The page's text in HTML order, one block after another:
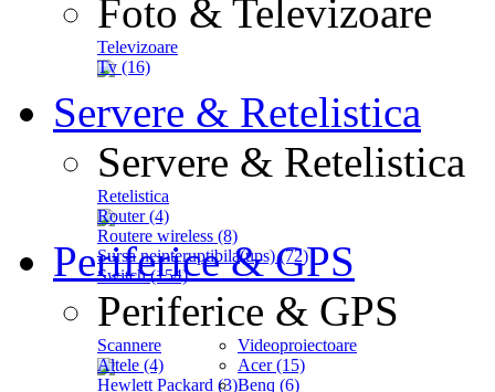
Foto & Televizoare
Televizoare
Tv (16)
Servere & Retelistica
Servere & Retelistica
Retelistica
Router (4)
Routere wireless (8)
Sursa neinteruptibila(ups) (72)
Switch (154)
Periferice & GPS
Periferice & GPS
Scannere
Altele (4)
Hewlett Packard (3)
Videoproiectoare
Acer (15)
Benq (6)